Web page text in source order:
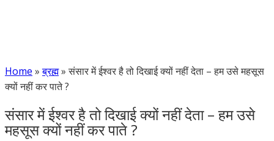
Home » ब्रह्म» संसार में ईश्वर है तो दिखाई क्यों नहीं देता – हम उसे महसूस
क्यों नहीं कर पाते ?
संसार में ईश्वर है तो दिखाई क्यों नहीं देता – हम उसे
महसूस क्यों नहीं कर पाते ?